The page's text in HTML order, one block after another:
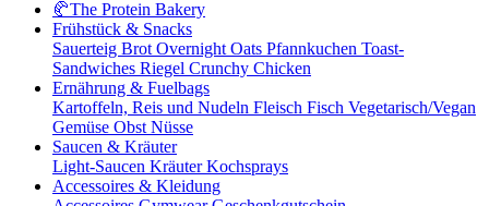
🥐The Protein Bakery
Frühstück & Snacks
Sauerteig Brot Overnight Oats Pfannkuchen Toast-
Sandwiches Riegel Crunchy Chicken
Ernährung & Fuelbags
Kartoffeln, Reis und Nudeln Fleisch Fisch Vegetarisch/Vegan
Gemüse Obst Nüsse
Saucen & Kräuter
Light-Saucen KräuterKochsprays
Accessoires & Kleidung